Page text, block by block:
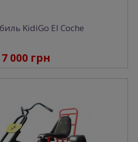
KidiGo El Coche
7 000 грн